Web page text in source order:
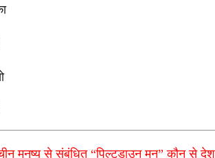
मनुष्य से संबंधित “पिल्टडाउन मन” कौन से